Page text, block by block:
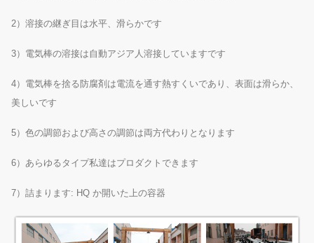
2）溶接の継ぎ目は水平、滑らかです
3）電気棒の溶接は自動アジア人溶接していますです
4）電気棒を捨る防腐剤は電流を通す熱すくいであり、表面は滑らか、
美しいです
5）色の調節および高さの調節は両方代わりとなります
6）あらゆるタイプ私達はプロダクトできます
7）詰まります: HQ か開いた上の容器